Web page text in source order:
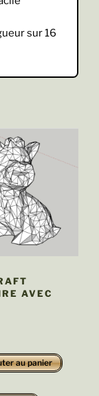
sur 16
AVEC
au panier